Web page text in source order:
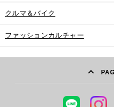
クルマ＆バイク
ファッションカルチャー